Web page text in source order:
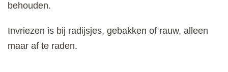
behouden.
Invriezen is bij radijsjes, gebakken of rauw, alleen
maar af te raden.